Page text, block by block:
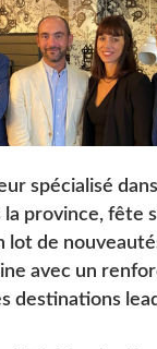
spécialisé
province, fête
lot de
avec un
destinations